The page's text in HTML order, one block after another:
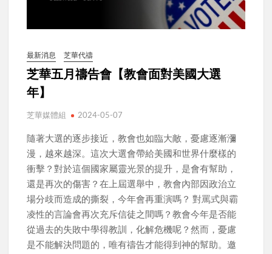
最新消息 芝華代禱
芝華五月禱告會【教會面對美國大選
年】
芝華媒體組 2024-05-07
隨著大選的逐步接近，教會也如臨大敵，憂慮逐漸瀰
漫，越來越深。這次大選會帶給美國和世界什麼樣的
衝擊？對於這個國家屬靈光景的提升，是會有幫助，
還是再次的傷害？在上屆選舉中，教會內部因政治立
場分歧而造成的撕裂，今年會再重演嗎？ 對罵式與霸
凌性的言論會再次充斥信徒之間嗎？教會今年是否能
從過去的失敗中學得教訓，化解危機呢？然而，憂慮
是不能解決問題的，唯有禱告才能得到神的幫助。邀